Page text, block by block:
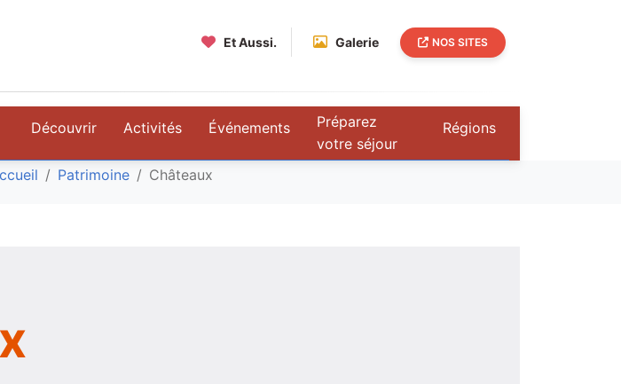
Et Aussi. Galerie NOS SITES
Découvrir Activités Événements
Préparez
votre séjour
Régions
Patrimoine Châteaux